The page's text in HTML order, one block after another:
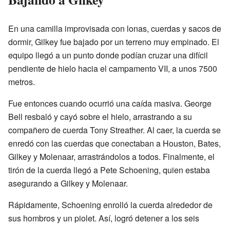
En una camilla improvisada con lonas, cuerdas y sacos de
dormir, Gilkey fue bajado por un terreno muy empinado. El
equipo llegó a un punto donde podían cruzar una difícil
pendiente de hielo hacia el campamento VII, a unos 7500
metros.
Fue entonces cuando ocurrió una caída masiva. George
Bell resbaló y cayó sobre el hielo, arrastrando a su
compañero de cuerda Tony Streather. Al caer, la cuerda se
enredó con las cuerdas que conectaban a Houston, Bates,
Gilkey y Molenaar, arrastrándolos a todos. Finalmente, el
tirón de la cuerda llegó a Pete Schoening, quien estaba
asegurando a Gilkey y Molenaar.
Rápidamente, Schoening enrolló la cuerda alrededor de
sus hombros y un piolet. Así, logró detener a los seis